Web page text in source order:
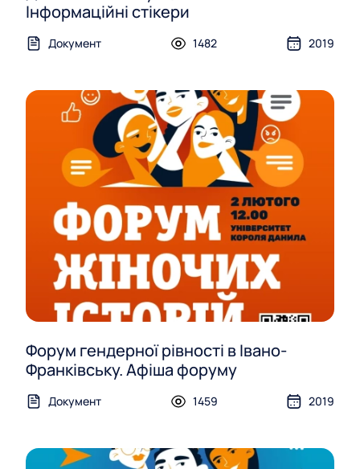
Інформаційні стікери
Документ 1482 2019
Форум гендерної рівності в Івано-
Франківську. Афіша форуму
Документ 1459 2019